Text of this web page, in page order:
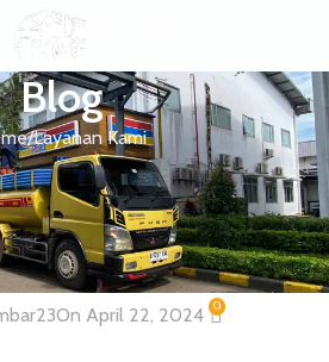
Blog
Layanan Kami
LAYANAN KAMI
WC dan Tinja
dan Sekitarnya
On April 22, 2024 0